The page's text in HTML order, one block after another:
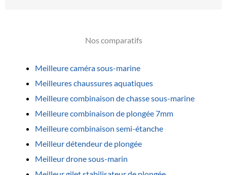
Nos comparatifs
Meilleure caméra sous-marine
Meilleures chaussures aquatiques
Meilleure combinaison de chasse sous-marine
Meilleure combinaison de plongée 7mm
Meilleure combinaison semi-étanche
Meilleur détendeur de plongée
Meilleur drone sous-marin